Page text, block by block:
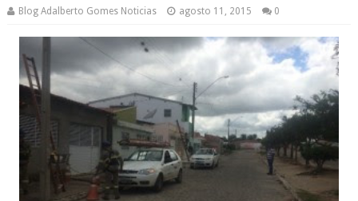
Blog Adalberto Gomes Noticias agosto 11, 2015 0